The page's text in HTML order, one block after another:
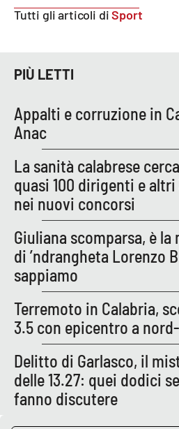
Parchi Marini Calabria
Le perfidie di Antonella
Venti di comunicazione
STREAMING
LaC TV
LaC Network
LaC OnAir
EDIZIONI
LOCALI
Catanzaro
Tutti gli articoli diSport
PIÙ LETTI
Appalti e corruzione in
Anac
La sanità calabrese
quasi 100 dirigenti e
nei nuovi concorsi
Giuliana scomparsa, è
di ’ndrangheta Lorenzo
sappiamo
Terremoto in Calabria,
3.5 con epicentro a
Delitto di Garlasco, il
delle 13.27: quei dodici
fanno discutere